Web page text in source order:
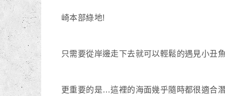
崎本部綠地!
只需要從岸邊走下去就可以輕鬆的遇見小丑
更重要的是…這裡的海面幾乎隨時都很適合